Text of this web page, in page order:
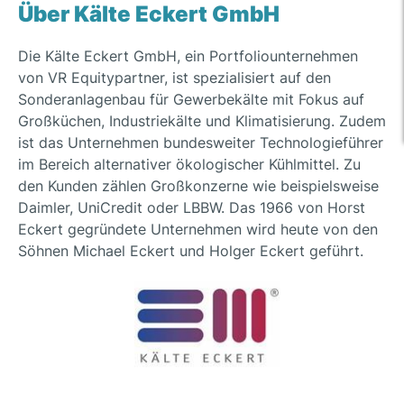
Über Kälte Eckert GmbH
Die Kälte Eckert GmbH, ein Portfoliounternehmen
von VR Equitypartner, ist spezialisiert auf den
Sonderanlagenbau für Gewerbekälte mit Fokus auf
Großküchen, Industriekälte und Klimatisierung. Zudem
ist das Unternehmen bundesweiter Technologieführer
im Bereich alternativer ökologischer Kühlmittel. Zu
den Kunden zählen Großkonzerne wie beispielsweise
Daimler, UniCredit oder LBBW. Das 1966 von Horst
Eckert gegründete Unternehmen wird heute von den
Söhnen Michael Eckert und Holger Eckert geführt.